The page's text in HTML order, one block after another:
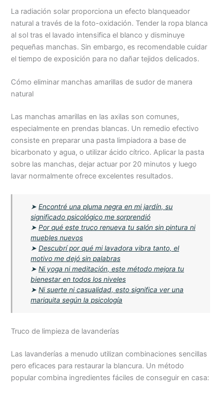
La radiación solar proporciona un efecto blanqueador
natural a través de la foto-oxidación. Tender la ropa blanca
al sol tras el lavado intensifica el blanco y disminuye
pequeñas manchas. Sin embargo, es recomendable cuidar
el tiempo de exposición para no dañar tejidos delicados.
Cómo eliminar manchas amarillas de sudor de manera
natural
Las manchas amarillas en las axilas son comunes,
especialmente en prendas blancas. Un remedio efectivo
consiste en preparar una pasta limpiadora a base de
bicarbonato y agua, o utilizar ácido cítrico. Aplicar la pasta
sobre las manchas, dejar actuar por 20 minutos y luego
lavar normalmente ofrece excelentes resultados.
➤Encontré una pluma negra en mi jardín, su
significado psicológico me sorprendió
➤Por qué este truco renueva tu salón sin pintura ni
muebles nuevos
➤Descubrí por qué mi lavadora vibra tanto, el
motivo me dejó sin palabras
➤Ni yoga ni meditación, este método mejora tu
bienestar en todos los niveles
➤Ni suerte ni casualidad, esto significa ver una
mariquita según la psicología
Truco de limpieza de lavanderías
Las lavanderías a menudo utilizan combinaciones sencillas
pero eficaces para restaurar la blancura. Un método
popular combina ingredientes fáciles de conseguir en casa: